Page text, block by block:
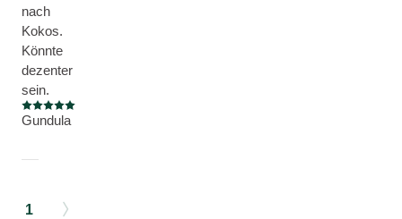
nach
Kokos.
Könnte
dezenter
sein.
Aktuelle Bewertung: 5 von 5 Sternen
Gundula
1